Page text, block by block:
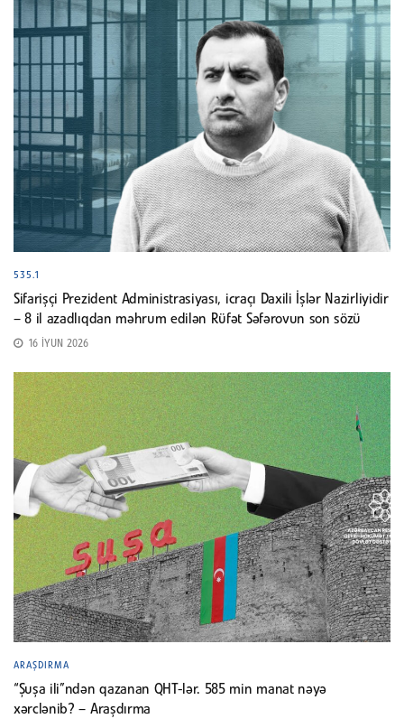
535.1
Sifarişçi Prezident Administrasiyası, icraçı Daxili İşlər Nazirliyidir
– 8 il azadlıqdan məhrum edilən Rüfət Səfərovun son sözü
16 İYUN 2026
ARAŞDIRMA
“Şuşa ili”ndən qazanan QHT-lər. 585 min manat nəyə
xərclənib? – Araşdırma